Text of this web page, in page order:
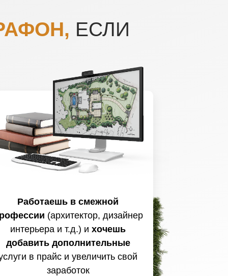
ЕСЛИ
Работаешь в смежной
(архитектор, дизайнер
интерьера и т.д.) и хочешь
добавить дополнительные
в прайс и увеличить свой
заработок